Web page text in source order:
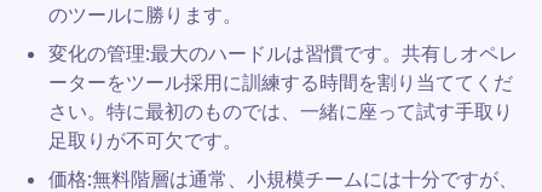
のツールに勝ります。
変化の管理:最大のハードルは習慣です。共有しオペレ
ーターをツール採用に訓練する時間を割り当ててくだ
さい。特に最初のものでは、一緒に座って試す手取り
足取りが不可欠です。
価格:無料階層は通常、小規模チームには十分ですが、